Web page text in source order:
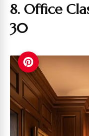
8. Office
30